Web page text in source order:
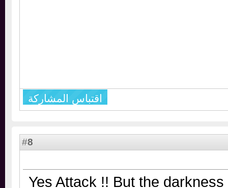
اقتباس المشاركة
Yes Attack !! But the